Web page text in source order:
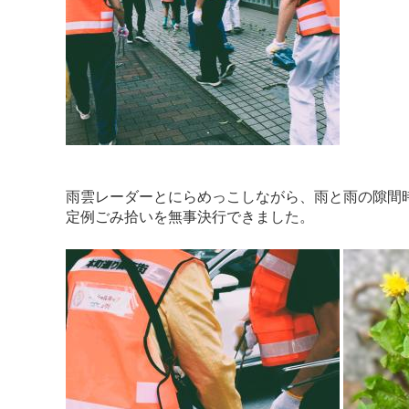
雨雲レーダーとにらめっこしながら、雨と雨の隙間
定例ごみ拾いを無事決行できました。